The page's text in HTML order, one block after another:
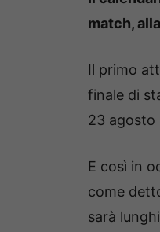
match,
Il primo
finale di
23 agosto
E così in
come
sarà